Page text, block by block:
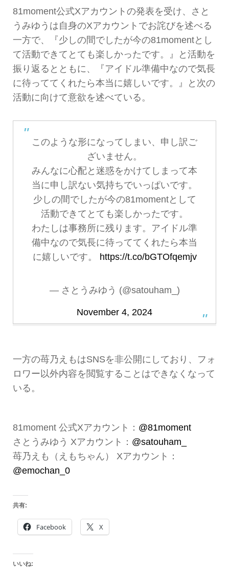
81moment公式Xアカウントの発表を受け、さと
うみゆうは自身のXアカウントでお詫びを述べる
一方で、『少しの間でしたが今の81momentとし
て活動できてとても楽しかったです。』と活動を
振り返るとともに、『アイドル準備中なので気長
に待っててくれたら本当に嬉しいです。』と次の
活動に向けて意欲を述べている。
このような形になってしまい、申し訳ご
ざいません。
みんなに心配と迷惑をかけてしまって本
当に申し訳ない気持ちでいっぱいです。
少しの間でしたが今の81momentとして
活動できてとても楽しかったです。
わたしは事務所に残ります。アイドル準
備中なので気長に待っててくれたら本当
に嬉しいです。 https://t.co/bGTOfqemjv
— さとうみゆう (@satouham_)
November 4, 2024
一方の苺乃えもはSNSを非公開にしており、フォ
ロワー以外内容を閲覧することはできなくなって
いる。
81moment 公式Xアカウント： @81moment
さとうみゆう Xアカウント： @satouham_
苺乃えも（えもちゃん） Xアカウント：
@emochan_0
共有:
Facebook X
いいね: